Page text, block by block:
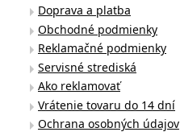
Doprava a platba
Obchodné podmienky
Reklamačné podmienky
Servisné strediská
Ako reklamovať
Vrátenie tovaru do 14 dní
Ochrana osobných údajov